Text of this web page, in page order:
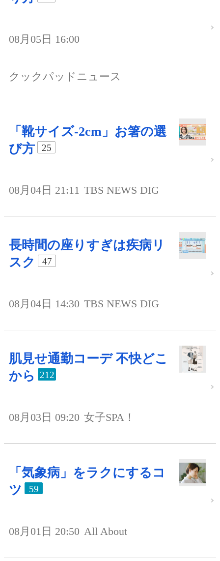
08月05日 16:00
クックパッドニュース
「靴サイズ-2cm」お箸の選
び方
25
08月04日 21:11 TBS NEWS DIG
長時間の座りすぎは疾病リ
スク
47
08月04日 14:30 TBS NEWS DIG
肌見せ通勤コーデ 不快どこ
から
212
08月03日 09:20 女子SPA！
「気象病」をラクにするコ
ツ
59
08月01日 20:50 All About